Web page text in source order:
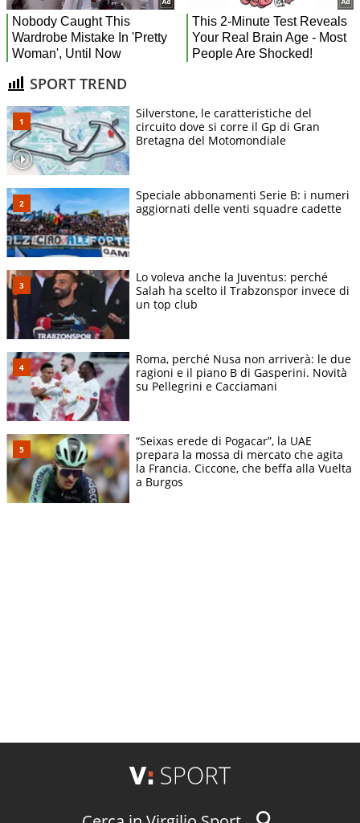
SPORT TREND
Silverstone, le caratteristiche del
circuito dove si corre il Gp di Gran
Bretagna del Motomondiale
Speciale abbonamenti Serie B: i numeri
aggiornati delle venti squadre cadette
Lo voleva anche la Juventus: perché
Salah ha scelto il Trabzonspor invece di
un top club
Roma, perché Nusa non arriverà: le due
ragioni e il piano B di Gasperini. Novità
su Pellegrini e Cacciamani
“Seixas erede di Pogacar”, la UAE
prepara la mossa di mercato che agita
la Francia. Ciccone, che beffa alla Vuelta
a Burgos